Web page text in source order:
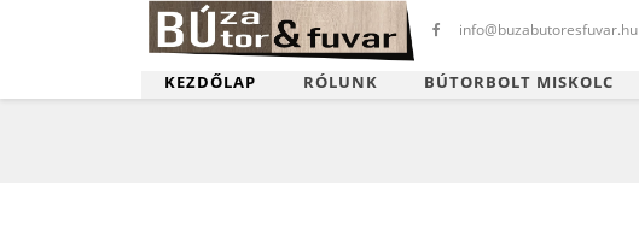
info@buzabutoresfuvar.hu
KEZDŐLAP RÓLUNK BÚTORBOLT MISKOLC